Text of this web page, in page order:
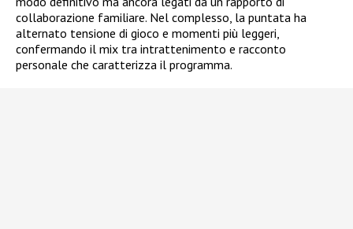
collaborazione familiare. Nel complesso, la puntata ha
alternato tensione di gioco e momenti più leggeri,
confermando il mix tra intrattenimento e racconto
personale che caratterizza il programma.